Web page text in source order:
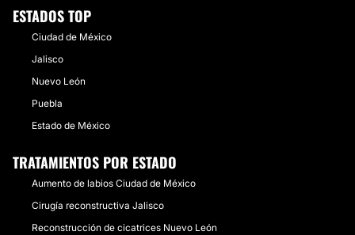
ESTADOS TOP
Ciudad de México
Jalisco
Nuevo León
Puebla
Estado de México
TRATAMIENTOS POR ESTADO
Aumento de labios Ciudad de México
Cirugía reconstructiva Jalisco
Reconstrucción de cicatrices Nuevo León